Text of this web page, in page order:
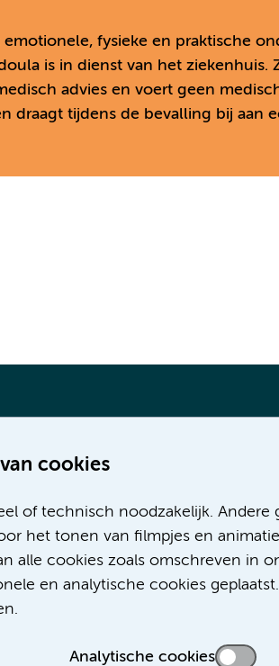
fysieke en praktische
is in dienst van het ziekenhuis.
advies en voert geen
draagt tijdens de bevalling bij aan
cookies
of technisch noodzakelijk. Andere
het tonen van filmpjes en
alle cookies zoals omschreven in
en analytische cookies
Analytische cookies
Werken bij Amsterdam UMC
Over Amsterdam UMC
Nieuws
Research